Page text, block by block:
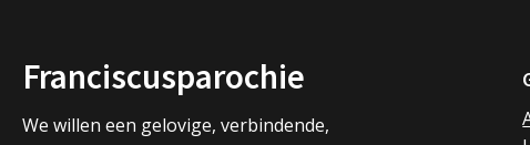
Franciscusparochie
We willen een gelovige, verbindende,